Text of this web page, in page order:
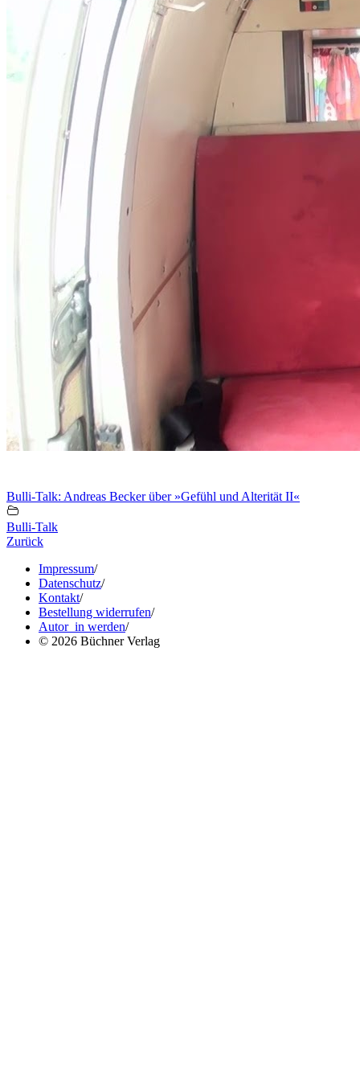
Bulli-Talk: Andreas Becker über »Gefühl und Alterität II«
Bulli-Talk
Zurück
Impressum/
Datenschutz/
Kontakt/
Bestellung widerrufen/
Autor_in werden/
© 2026 Büchner Verlag